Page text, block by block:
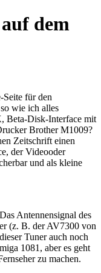
dem
Seite für den
wie ich alles
Beta-Disk-Interface mit
Brother M1009?
Zeitschrift einen
der Videooder
und als kleine
Antennensignal des
(z. B. der AV7300 von
Tuner auch noch
1081, aber es geht
zu machen.